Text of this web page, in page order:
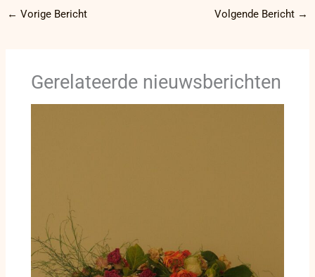
← Vorige Bericht Volgende Bericht →
Gerelateerde nieuwsberichten